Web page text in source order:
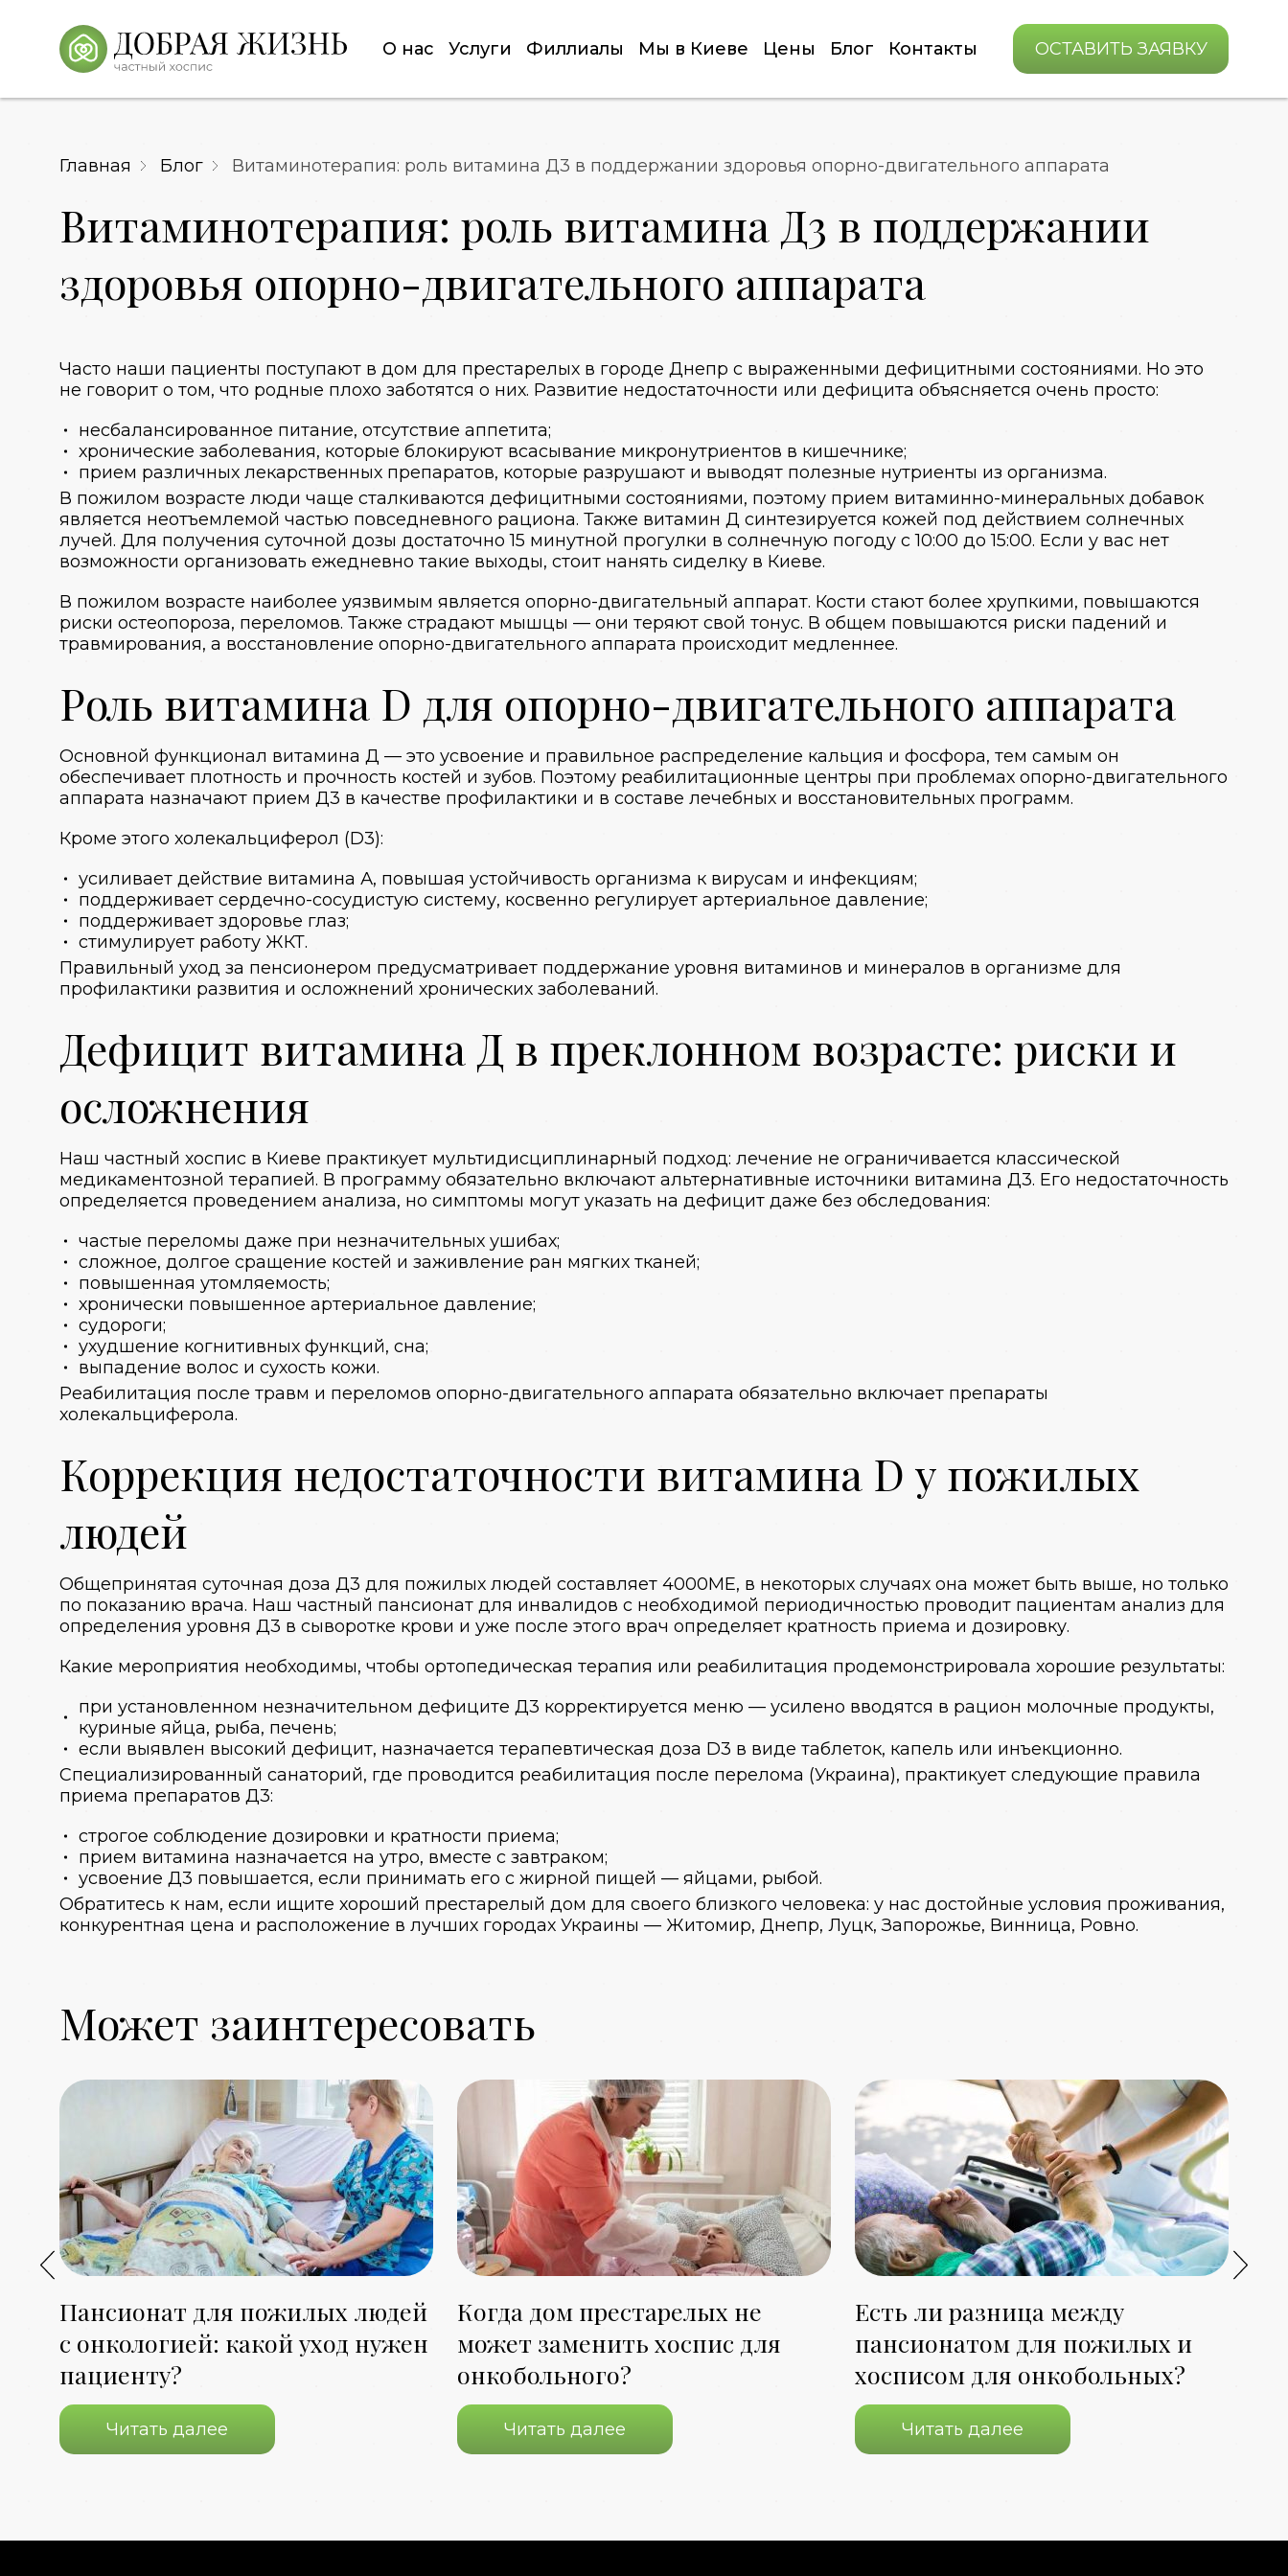
О нас Услуги Филлиалы Мы в Киеве Цены Блог Контакты ОСТАВИТЬ ЗАЯВКУ
Главная Блог Витаминотерапия: роль витамина Д3 в поддержании здоровья опорно-двигательного аппарата
Витаминотерапия: роль витамина Д3 в поддержании
здоровья опорно-двигательного аппарата
Часто наши пациенты поступают в дом для престарелых в городе Днепр с выраженными дефицитными состояниями. Но это
не говорит о том, что родные плохо заботятся о них. Развитие недостаточности или дефицита объясняется очень просто:
несбалансированное питание, отсутствие аппетита;
хронические заболевания, которые блокируют всасывание микронутриентов в кишечнике;
прием различных лекарственных препаратов, которые разрушают и выводят полезные нутриенты из организма.
В пожилом возрасте люди чаще сталкиваются дефицитными состояниями, поэтому прием витаминно-минеральных добавок
является неотъемлемой частью повседневного рациона. Также витамин Д синтезируется кожей под действием солнечных
лучей. Для получения суточной дозы достаточно 15 минутной прогулки в солнечную погоду с 10:00 до 15:00. Если у вас нет
возможности организовать ежедневно такие выходы, стоит нанять сиделку в Киеве.
В пожилом возрасте наиболее уязвимым является опорно-двигательный аппарат. Кости стают более хрупкими, повышаются
риски остеопороза, переломов. Также страдают мышцы — они теряют свой тонус. В общем повышаются риски падений и
травмирования, а восстановление опорно-двигательного аппарата происходит медленнее.
Роль витамина D для опорно-двигательного аппарата
Основной функционал витамина Д — это усвоение и правильное распределение кальция и фосфора, тем самым он
обеспечивает плотность и прочность костей и зубов. Поэтому реабилитационные центры при проблемах опорно-двигательного
аппарата назначают прием Д3 в качестве профилактики и в составе лечебных и восстановительных программ.
Кроме этого холекальциферол (D3):
усиливает действие витамина А, повышая устойчивость организма к вирусам и инфекциям;
поддерживает сердечно-сосудистую систему, косвенно регулирует артериальное давление;
поддерживает здоровье глаз;
стимулирует работу ЖКТ.
Правильный уход за пенсионером предусматривает поддержание уровня витаминов и минералов в организме для
профилактики развития и осложнений хронических заболеваний.
Дефицит витамина Д в преклонном возрасте: риски и
осложнения
Наш частный хоспис в Киеве практикует мультидисциплинарный подход: лечение не ограничивается классической
медикаментозной терапией. В программу обязательно включают альтернативные источники витамина Д3. Его недостаточность
определяется проведением анализа, но симптомы могут указать на дефицит даже без обследования:
частые переломы даже при незначительных ушибах;
сложное, долгое сращение костей и заживление ран мягких тканей;
повышенная утомляемость;
хронически повышенное артериальное давление;
судороги;
ухудшение когнитивных функций, сна;
выпадение волос и сухость кожи.
Реабилитация после травм и переломов опорно-двигательного аппарата обязательно включает препараты
холекальциферола.
Коррекция недостаточности витамина D у пожилых
людей
Общепринятая суточная доза Д3 для пожилых людей составляет 4000МЕ, в некоторых случаях она может быть выше, но только
по показанию врача. Наш частный пансионат для инвалидов с необходимой периодичностью проводит пациентам анализ для
определения уровня Д3 в сыворотке крови и уже после этого врач определяет кратность приема и дозировку.
Какие мероприятия необходимы, чтобы ортопедическая терапия или реабилитация продемонстрировала хорошие результаты:
при установленном незначительном дефиците Д3 корректируется меню — усилено вводятся в рацион молочные продукты,
куриные яйца, рыба, печень;
если выявлен высокий дефицит, назначается терапевтическая доза D3 в виде таблеток, капель или инъекционно.
Специализированный санаторий, где проводится реабилитация после перелома (Украина), практикует следующие правила
приема препаратов Д3:
строгое соблюдение дозировки и кратности приема;
прием витамина назначается на утро, вместе с завтраком;
усвоение Д3 повышается, если принимать его с жирной пищей — яйцами, рыбой.
Обратитесь к нам, если ищите хороший престарелый дом для своего близкого человека: у нас достойные условия проживания,
конкурентная цена и расположение в лучших городах Украины — Житомир, Днепр, Луцк, Запорожье, Винница, Ровно.
Может заинтересовать
Пансионат для пожилых людей
с онкологией: какой уход нужен
пациенту?
Читать далее
Когда дом престарелых не
может заменить хоспис для
онкобольного?
Читать далее
Есть ли разница между
пансионатом для пожилых и
хосписом для онкобольных?
Читать далее